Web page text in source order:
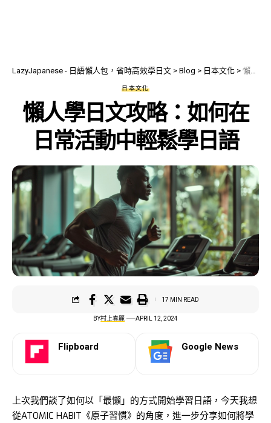
LazyJapanese - 日語懶人包，省時高效學日文 > Blog > 日本文化 > 懶人學日文攻略：如何在日常活動中輕鬆學日語
日本文化
懶人學日文攻略：如何在
日常活動中輕鬆學日語
BY村上春麗 APRIL 12, 2024
17 MIN READ
Flipboard Google News
上次我們談了如何以「最懶」的方式開始學習日語，今天我想
從ATOMIC HABIT《原子習慣》的角度，進一步分享如何將學